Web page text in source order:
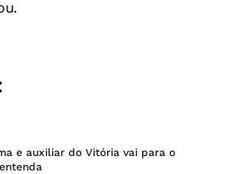
e auxiliar do Vitória vai para o